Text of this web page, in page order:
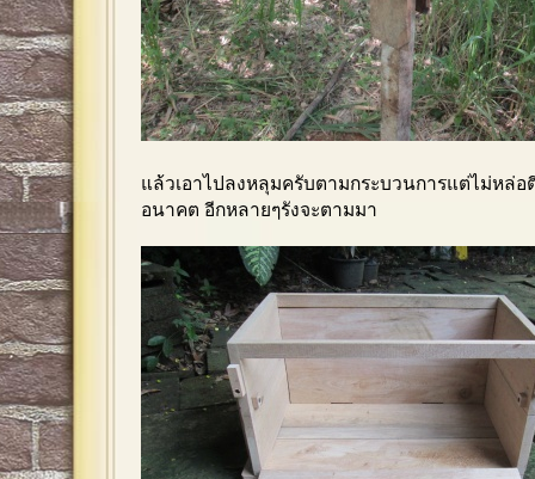
แล้วเอาไปลงหลุมครับตามกระบวนการแต่ไม่หล่อ
อนาคต อีกหลายๆรังจะตามมา